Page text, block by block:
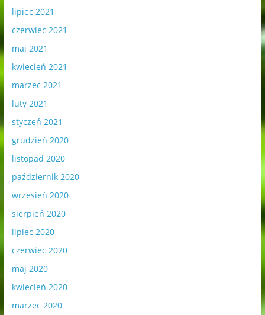
lipiec 2021
czerwiec 2021
maj 2021
kwiecień 2021
marzec 2021
luty 2021
styczeń 2021
grudzień 2020
listopad 2020
październik 2020
wrzesień 2020
sierpień 2020
lipiec 2020
czerwiec 2020
maj 2020
kwiecień 2020
marzec 2020